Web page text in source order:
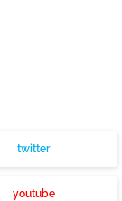
twitter
youtube